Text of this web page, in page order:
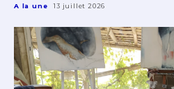
A la une 13 juillet 2026